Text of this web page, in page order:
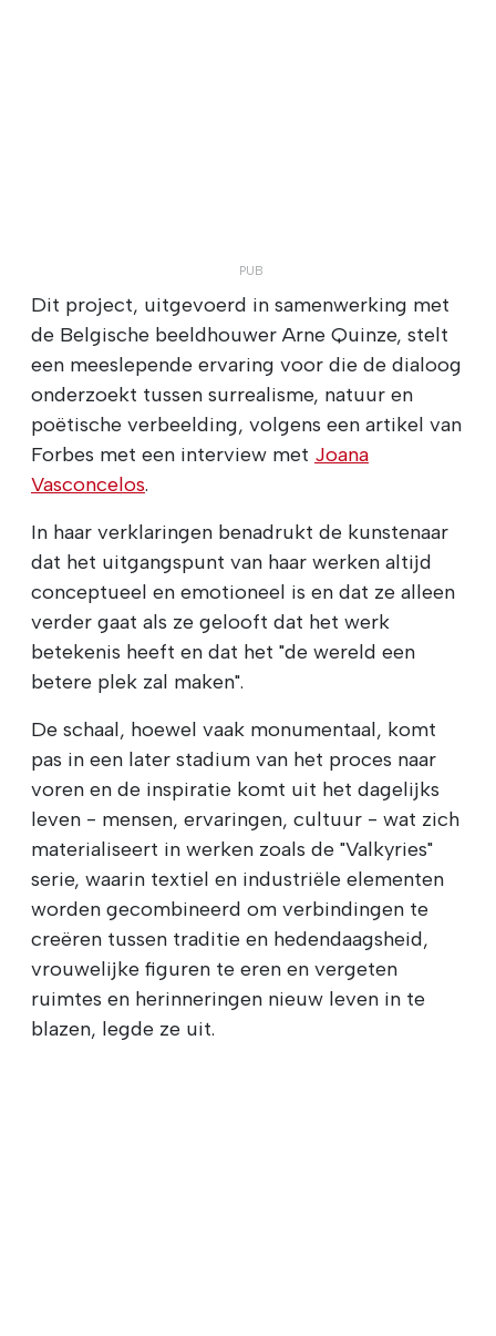
Dit project, uitgevoerd in samenwerking met
de Belgische beeldhouwer Arne Quinze, stelt
een meeslepende ervaring voor die de dialoog
onderzoekt tussen surrealisme, natuur en
poëtische verbeelding, volgens een artikel van
Forbes met een interview met Joana
Vasconcelos.
In haar verklaringen benadrukt de kunstenaar
dat het uitgangspunt van haar werken altijd
conceptueel en emotioneel is en dat ze alleen
verder gaat als ze gelooft dat het werk
betekenis heeft en dat het "de wereld een
betere plek zal maken".
De schaal, hoewel vaak monumentaal, komt
pas in een later stadium van het proces naar
voren en de inspiratie komt uit het dagelijks
leven - mensen, ervaringen, cultuur - wat zich
materialiseert in werken zoals de "Valkyries"
serie, waarin textiel en industriële elementen
worden gecombineerd om verbindingen te
creëren tussen traditie en hedendaagsheid,
vrouwelijke figuren te eren en vergeten
ruimtes en herinneringen nieuw leven in te
blazen, legde ze uit.